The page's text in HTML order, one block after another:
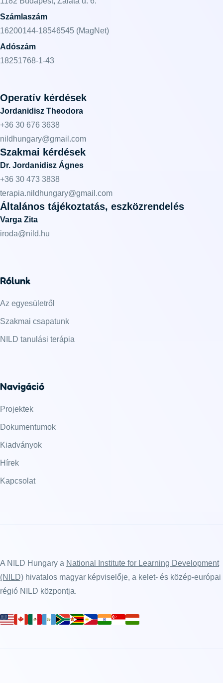
Számlaszám
16200144-18546545 (MagNet)
Adószám
18251768-1-43
Operatív kérdések
Jordanidisz Theodora
+36 30 676 3638
nildhungary@gmail.com
Szakmai kérdések
Dr. Jordanidisz Ágnes
+36 30 473 3838
terapia.nildhungary@gmail.com
Általános tájékoztatás, eszközrendelés
Varga Zita
iroda@nild.hu
Rólunk
Az egyesületről
Szakmai csapatunk
NILD tanulási terápia
Navigáció
Projektek
Dokumentumok
Kiadványok
Hírek
Kapcsolat
A NILD Hungary a National Institute for Learning Development
(NILD) hivatalos magyar képviselője, a kelet- és közép-európai
régió NILD központja.